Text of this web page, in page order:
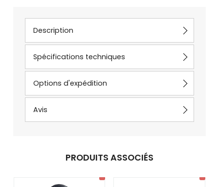
Description
Spécifications techniques
Options d'expédition
Avis
PRODUITS ASSOCIÉS